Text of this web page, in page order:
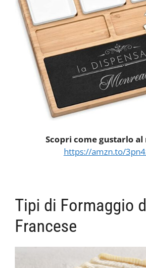
Scopri come gustarlo al
https://amzn.to/
Tipi di Formaggio
Francese